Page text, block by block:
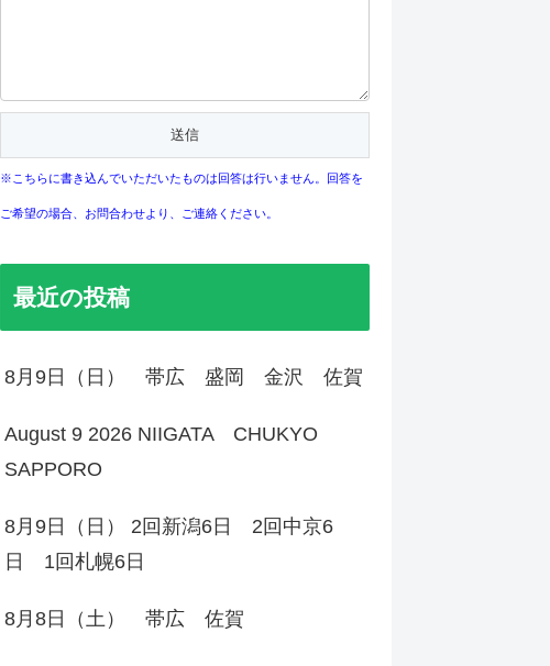
※こちらに書き込んでいただいたものは回答は行いません。回答を
ご希望の場合、お問合わせより、ご連絡ください。
最近の投稿
8月9日（日） 帯広 盛岡 金沢 佐賀
August 9 2026 NIIGATA CHUKYO
SAPPORO
8月9日（日） 2回新潟6日 2回中京6
日 1回札幌6日
8月8日（土） 帯広 佐賀